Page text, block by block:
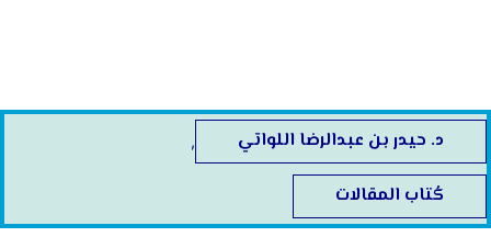
د. حيدر بن عبدالرضا اللواتي ,
كُتاب المقالات